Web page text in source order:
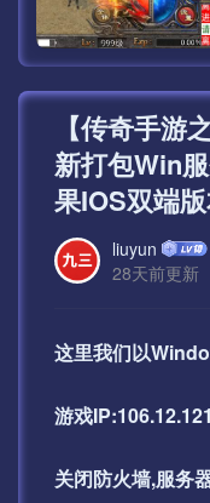
【传奇手
新打包Win
果IOS双端版
liuyun
28天前更新
这里我们以
游戏
关闭防火墙,服务